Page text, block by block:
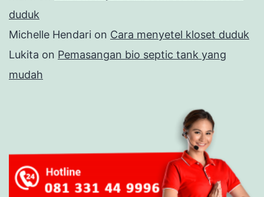
duduk
Michelle Hendari on Cara menyetel kloset duduk
Lukita on Pemasangan bio septic tank yang
mudah